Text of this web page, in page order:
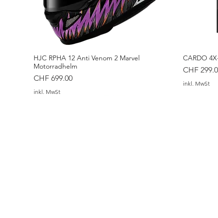
HJC RPHA 12 Anti Venom 2 Marvel
Motorradhelm
Preis
CHF 699.00
inkl. MwSt
CARDO
Preis
CHF
inkl. MwSt